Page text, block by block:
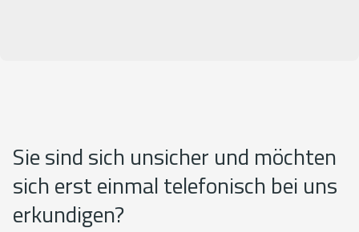
Sie sind sich unsicher und möchten
sich erst einmal telefonisch bei uns
erkundigen?